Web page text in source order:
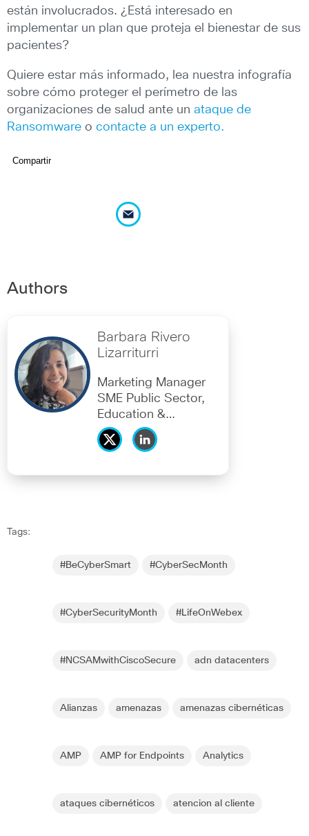
están involucrados. ¿Está interesado en
implementar un plan que proteja el bienestar de sus
pacientes?
Quiere estar más informado, lea nuestra infografía
sobre cómo proteger el perímetro de las
organizaciones de salud ante un ataque de
Ransomware o contacte a un experto.
Compartir
Authors
Barbara Rivero
Lizarriturri
Marketing Manager
SME Public Sector,
Education &
Financial Services
Tags:
#BeCyberSmart #CyberSecMonth
#CyberSecurityMonth #LifeOnWebex
#NCSAMwithCiscoSecure adn datacenters
Alianzas amenazas amenazas cibernéticas
AMP AMP for Endpoints Analytics
ataques cibernéticos atencion al cliente